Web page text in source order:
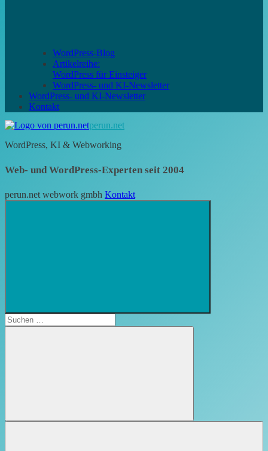
WordPress-Blog
Artikelreihe:
WordPress für Einsteiger
WordPress- und KI-Newsletter
WordPress- und KI-Newsletter
Kontakt
perun.net
WordPress, KI & Webworking
Web- und WordPress-Experten seit 2004
perun.net webwork gmbh Kontakt
öffnen
Suchen
nach:
Suchen